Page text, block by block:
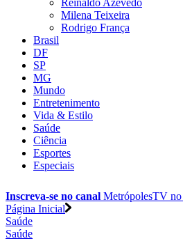
Reinaldo Azevedo
Milena Teixeira
Rodrigo França
Brasil
DF
SP
MG
Mundo
Entretenimento
Vida & Estilo
Saúde
Ciência
Esportes
Especiais
Inscreva-se no canal MetrópolesTV no
Página Inicial
Saúde
Saúde